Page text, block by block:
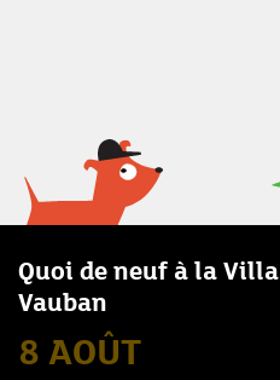
Quoi de neuf à la Villa
Vauban
8 AOÛT